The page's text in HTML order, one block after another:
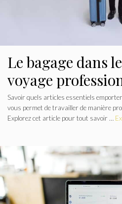
Le bagage dans
voyage
Savoir quels articles essentiels
vous permet de travailler de manière
Explorez cet article pour tout savoir …